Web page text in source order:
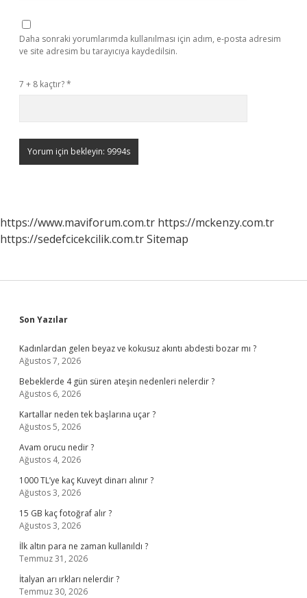
Daha sonraki yorumlarımda kullanılması için adım, e-posta adresim
ve site adresim bu tarayıcıya kaydedilsin.
7 + 8 kaçtır?*
https://www.maviforum.com.tr https://mckenzy.com.tr
https://sedefcicekcilik.com.trSitemap
Sidebar
Son Yazılar
Kadınlardan gelen beyaz ve kokusuz akıntı abdesti bozar mı ?
Ağustos 7, 2026
Bebeklerde 4 gün süren ateşin nedenleri nelerdir ?
Ağustos 6, 2026
Kartallar neden tek başlarına uçar ?
Ağustos 5, 2026
Avam orucu nedir ?
Ağustos 4, 2026
1000 TL’ye kaç Kuveyt dinarı alınır ?
Ağustos 3, 2026
15 GB kaç fotoğraf alır ?
Ağustos 3, 2026
İlk altın para ne zaman kullanıldı ?
Temmuz 31, 2026
İtalyan arı ırkları nelerdir ?
Temmuz 30, 2026